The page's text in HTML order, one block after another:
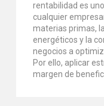
rentabilidad es
cualquier
materias primas,
energéticos y la
negocios a
Por ello, aplicar
margen de